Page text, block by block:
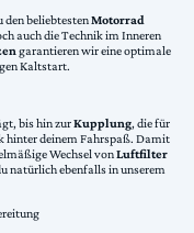
den beliebtestenMotorrad
auch die Technik im Inneren
garantieren wir eine optimale
Kaltstart.
bis hin zurKupplung, die für
hinter deinem Fahrspaß. Damit
Wechsel vonLuftfilter
natürlich ebenfalls in unserem